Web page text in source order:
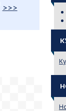
>>>